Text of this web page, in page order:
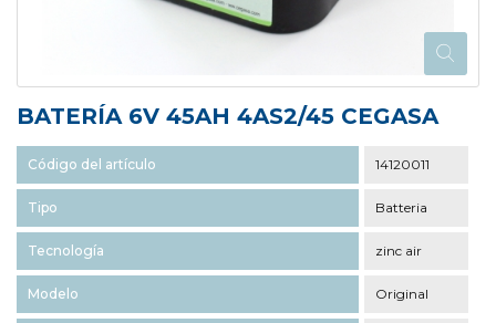
BATERÍA 6V 45AH 4AS2/45 CEGASA
Código del artículo 14120011
Tipo Batteria
Tecnología zinc air
Modelo Original